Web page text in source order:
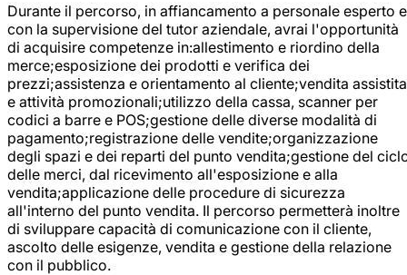
Durante il percorso, in affiancamento a personale esperto e
con la supervisione del tutor aziendale, avrai l'opportunità
di acquisire competenze in:allestimento e riordino della
merce;esposizione dei prodotti e verifica dei
prezzi;assistenza e orientamento al cliente;vendita assistita
e attività promozionali;utilizzo della cassa, scanner per
codici a barre e POS;gestione delle diverse modalità di
pagamento;registrazione delle vendite;organizzazione
degli spazi e dei reparti del punto vendita;gestione del
delle merci, dal ricevimento all'esposizione e alla
vendita;applicazione delle procedure di sicurezza
all'interno del punto vendita. Il percorso permetterà inoltre
di sviluppare capacità di comunicazione con il cliente,
ascolto delle esigenze, vendita e gestione della relazione
con il pubblico.